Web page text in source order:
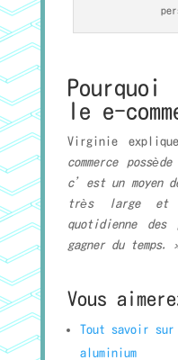
le e-
Virginie
commerce
c’est un moyen
très large et
quotidienne
gagner du temps.
Vous
Tout savoir sur
aluminium